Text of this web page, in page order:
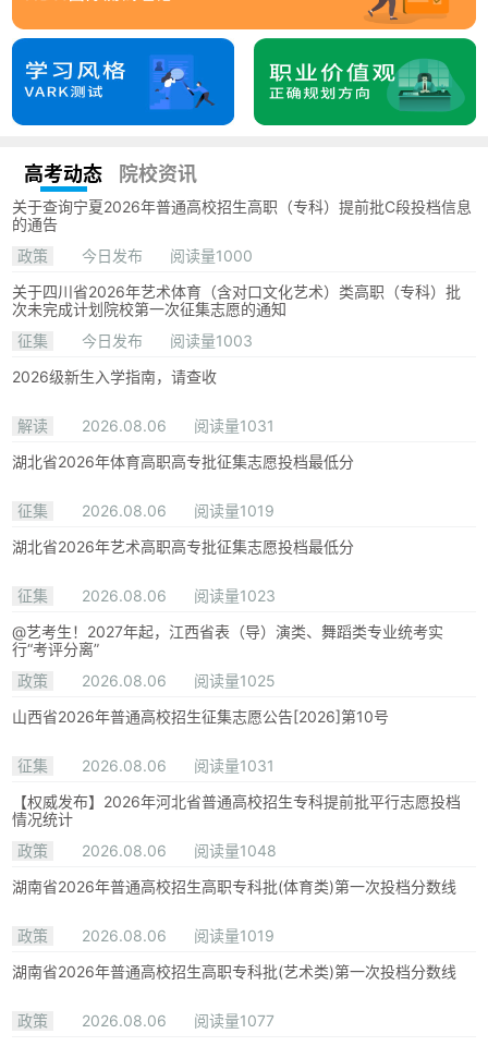
高考动态 院校资讯
关于查询宁夏2026年普通高校招生高职（专科）提前批C段投档信息
的通告
政策
今日发布
阅读量1000
关于四川省2026年艺术体育（含对口文化艺术）类高职（专科）批
次未完成计划院校第一次征集志愿的通知
征集
今日发布
阅读量1003
2026级新生入学指南，请查收
解读 2026.08.06
阅读量1031
湖北省2026年体育高职高专批征集志愿投档最低分
征集 2026.08.06
阅读量1019
湖北省2026年艺术高职高专批征集志愿投档最低分
征集 2026.08.06
阅读量1023
@艺考生！2027年起，江西省表（导）演类、舞蹈类专业统考实
行“考评分离”
政策
2026.08.06
阅读量1025
山西省2026年普通高校招生征集志愿公告[2026]第10号
征集 2026.08.06
阅读量1031
【权威发布】2026年河北省普通高校招生专科提前批平行志愿投档
情况统计
政策
2026.08.06
阅读量1048
湖南省2026年普通高校招生高职专科批(体育类)第一次投档分数线
政策 2026.08.06
阅读量1019
湖南省2026年普通高校招生高职专科批(艺术类)第一次投档分数线
政策 2026.08.06
阅读量1077